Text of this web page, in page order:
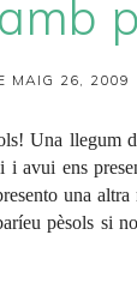
MAIG 26, 2009
Una llegum
i avui ens
una
pèsols si